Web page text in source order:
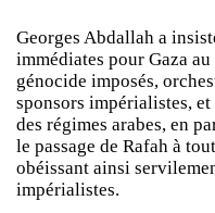
Georges Abdallah a
immédiates pour Gaza
génocide imposés,
sponsors impérialistes,
des régimes arabes, en
le passage de Rafah à
obéissant ainsi
impérialistes.